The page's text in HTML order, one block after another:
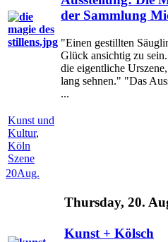
der Sammlung
"Einen gestillten
Glück ansichtig zu
die eigentliche
lang sehnen." "Das
...
Kunst und
Kultur,
Köln
Szene
20Aug.
Thursday, 20.
Kunst + Kölsch